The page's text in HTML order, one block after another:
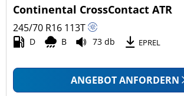
Continental CrossContact ATR
245/70 R16 113T
D B 73 db EPREL
ANGEBOT ANFORDERN